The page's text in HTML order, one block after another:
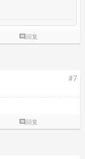
 回复
#7
 回复